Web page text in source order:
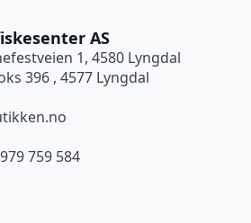
AS
1, 4580 Lyngdal
396 , 4577 Lyngdal
759 584